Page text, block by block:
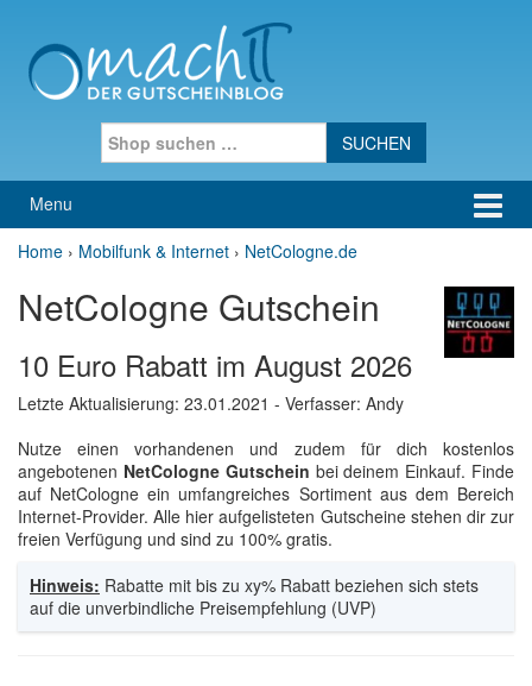
Menu
Home › Mobilfunk & Internet › NetCologne.de
NetCologne Gutschein
10 Euro Rabatt im August 2026
Letzte Aktualisierung: 23.01.2021 - Verfasser: Andy
Nutze einen vorhandenen und zudem für dich kostenlos
angebotenen NetCologne Gutschein bei deinem Einkauf. Finde
auf NetCologne ein umfangreiches Sortiment aus dem Bereich
Internet-Provider. Alle hier aufgelisteten Gutscheine stehen dir zur
freien Verfügung und sind zu 100% gratis.
Hinweis: Rabatte mit bis zu xy% Rabatt beziehen sich stets
auf die unverbindliche Preisempfehlung (UVP)